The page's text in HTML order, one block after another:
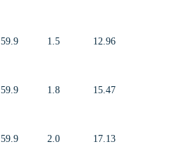
59.9 1.5 12.96
59.9 1.8 15.47
59.9 2.0 17.13